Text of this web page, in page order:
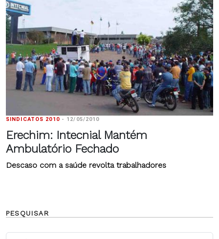
SINDICATOS 2010- 12/05/2010
Erechim: Intecnial Mantém
Ambulatório Fechado
Descaso com a saúde revolta trabalhadores
PESQUISAR